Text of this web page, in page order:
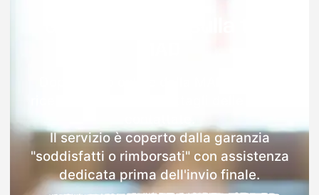
Il servizio è coperto dalla garanzia
"soddisfatti o rimborsati" con assistenza
dedicata prima dell'invio finale.